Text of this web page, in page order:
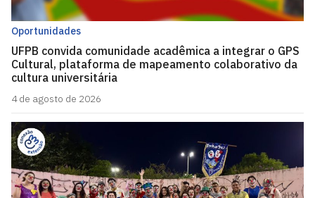
Oportunidades
UFPB convida comunidade acadêmica a integrar o GPS
Cultural, plataforma de mapeamento colaborativo da
cultura universitária
4 de agosto de 2026